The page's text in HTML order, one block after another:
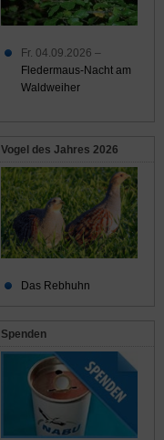
Fr. 04.09.2026 –
Fledermaus-Nacht am
Waldweiher
Vogel des Jahres 2026
Das Rebhuhn
Spenden